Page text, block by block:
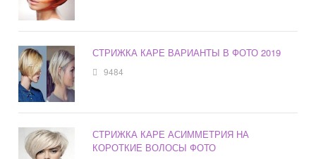
СТРИЖКА КАРЕ ВАРИАНТЫ В ФОТО 2019
9484
СТРИЖКА КАРЕ АСИММЕТРИЯ НА
КОРОТКИЕ ВОЛОСЫ ФОТО